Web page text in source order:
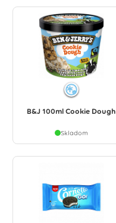
B&J 100ml Cookie Dough
Skladom